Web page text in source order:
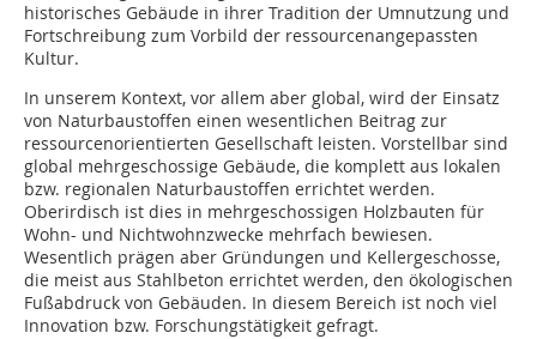
historisches Gebäude in ihrer Tradition der Umnutzung und
Fortschreibung zum Vorbild der ressourcenangepassten
Kultur.
In unserem Kontext, vor allem aber global, wird der Einsatz
von Naturbaustoffen einen wesentlichen Beitrag zur
ressourcenorientierten Gesellschaft leisten. Vorstellbar sind
global mehrgeschossige Gebäude, die komplett aus lokalen
bzw. regionalen Naturbaustoffen errichtet werden.
Oberirdisch ist dies in mehrgeschossigen Holzbauten für
Wohn- und Nichtwohnzwecke mehrfach bewiesen.
Wesentlich prägen aber Gründungen und Kellergeschosse,
die meist aus Stahlbeton errichtet werden, den ökologischen
Fußabdruck von Gebäuden. In diesem Bereich ist noch viel
Innovation bzw. Forschungstätigkeit gefragt.